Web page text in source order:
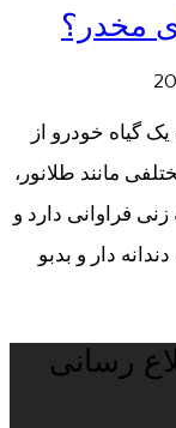
مخدر؟
گیاه خودرو از
مانند طلانور،
فراوانی دارد و
دار و بدبو
رسانی